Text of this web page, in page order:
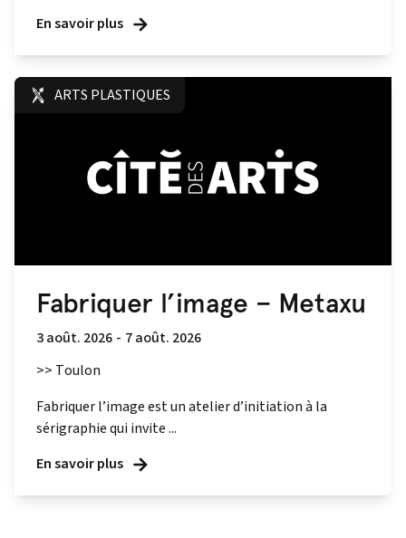
En savoir plus
ARTS PLASTIQUES
Fabriquer l’image – Metaxu
3 août. 2026 - 7 août. 2026
>> Toulon
Fabriquer l’image est un atelier d’initiation à la
sérigraphie qui invite ...
En savoir plus